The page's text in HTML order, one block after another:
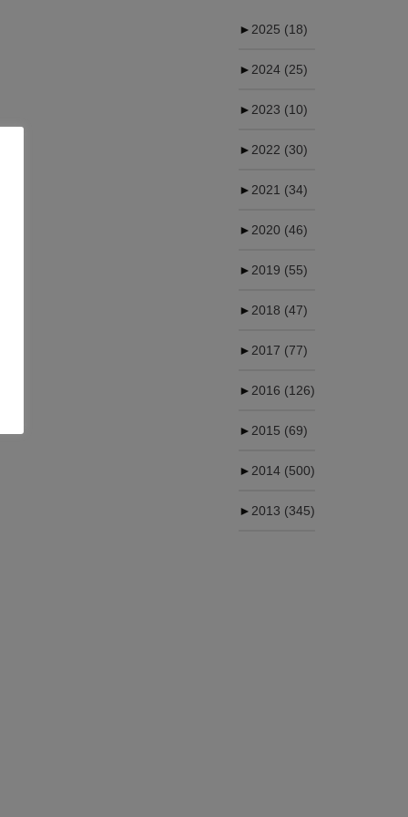
►2025 (18)
►2024 (25)
►2023 (10)
►2022 (30)
►2021 (34)
►2020 (46)
►2019 (55)
►2018 (47)
►2017 (77)
►2016 (126)
►2015 (69)
►2014 (500)
►2013 (345)